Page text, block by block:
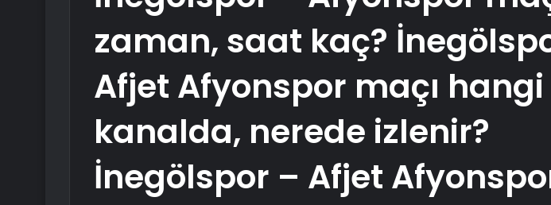
zaman, saat kaç?
Afjet Afyonspor maçı hangi
kanalda, nerede izlenir?
İnegölspor – Afjet